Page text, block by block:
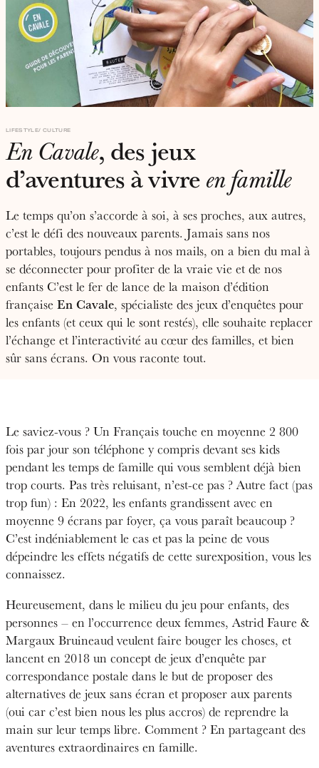
CULTURE
LIFESTYLE
En Cavale, des jeux
d’aventures à vivre en famille
Le temps qu’on s’accorde à soi, à ses proches, aux autres,
c’est le défi des nouveaux parents. Jamais sans nos
portables, toujours pendus à nos mails, on a bien du mal à
se déconnecter pour profiter de la vraie vie et de nos
enfants C’est le fer de lance de la maison d’édition
française En Cavale, spécialiste des jeux d’enquêtes pour
les enfants (et ceux qui le sont restés), elle souhaite replacer
l’échange et l’interactivité au cœur des familles, et bien
sûr sans écrans. On vous raconte tout.
Le saviez-vous ? Un Français touche en moyenne 2 800
fois par jour son téléphone y compris devant ses kids
pendant les temps de famille qui vous semblent déjà bien
trop courts. Pas très reluisant, n’est-ce pas ? Autre fact (pas
trop fun) : En 2022, les enfants grandissent avec en
moyenne 9 écrans par foyer, ça vous paraît beaucoup ?
C’est indéniablement le cas et pas la peine de vous
dépeindre les effets négatifs de cette surexposition, vous les
connaissez.
Heureusement, dans le milieu du jeu pour enfants, des
personnes – en l’occurrence deux femmes, Astrid Faure &
Margaux Bruineaud veulent faire bouger les choses, et
lancent en 2018 un concept de jeux d’enquête par
correspondance postale dans le but de proposer des
alternatives de jeux sans écran et proposer aux parents
(oui car c’est bien nous les plus accros) de reprendre la
main sur leur temps libre. Comment ? En partageant des
aventures extraordinaires en famille.